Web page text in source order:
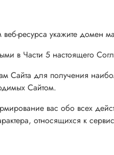
ресурса укажите домен
в Части 5 настоящего
Сайта для получения
Сайтом.
вас обо всех
относящихся к